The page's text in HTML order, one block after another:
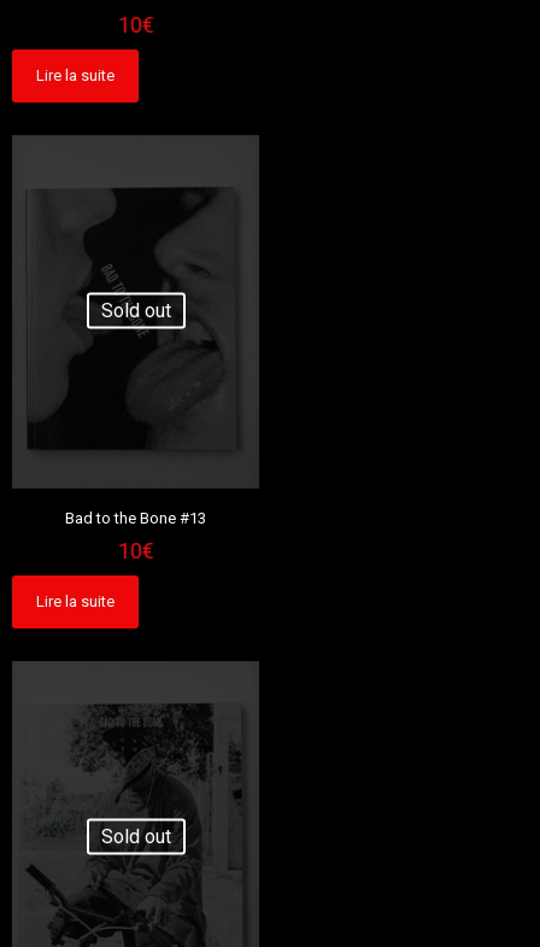
10€
Lire la suite
Sold out
Bad to the Bone #13
10€
Lire la suite
Sold out